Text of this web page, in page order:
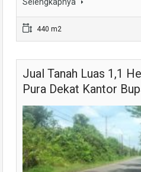
440 m2
Jual Tanah Luas 1,1
Pura Dekat Kantor